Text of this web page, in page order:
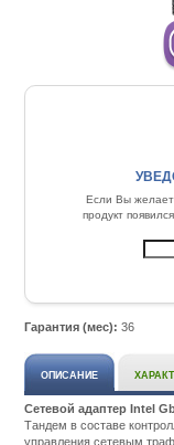
Если Вы
продукт
Гарантия (мес): 36
ОПИСАНИЕ
Сетевой адаптер Intel
Тандем в составе
управления сетевым